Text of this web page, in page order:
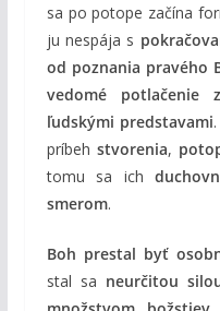
sa po potope začína
ju nespája s
od poznania pravého
vedomé potlačenie
ľudskými predstavami.
príbeh stvorenia,
tomu sa ich
smerom.
Boh prestal byť
stal sa neurčitou